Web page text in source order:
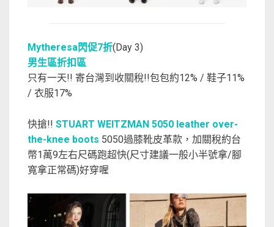
Mytheresa閃促7折(Day 3)
男生區折扣區
只有一天!! 寄台灣到收關稅!!包包約12% / 鞋子11%
/ 衣服17%
快搶!! STUART WEITZMAN 5050 leather over-
the-knee boots 5050過膝靴皮革款，加關稅約台
幣1萬9左右尺碼跑超快(尺寸建議一般小半號拿/腳
寬拿正常碼)好穿喔